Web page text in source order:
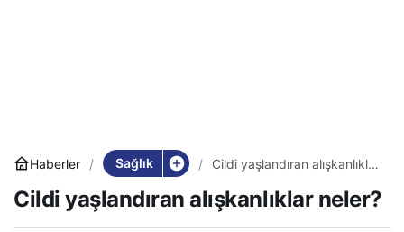
Haberler Sağlık
Cildi yaşlandıran alışkanlıklar
Cildi yaşlandıran alışkanlıklar neler?